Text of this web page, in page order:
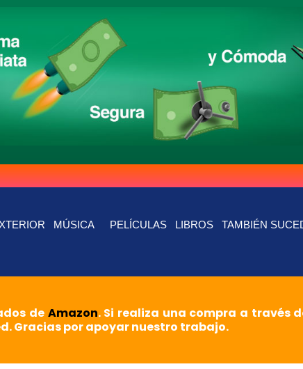
MÚSICA PELÍCULAS LIBROS TAMBIÉN
de Amazon. Si realiza una compra a través
Gracias por apoyar nuestro trabajo.